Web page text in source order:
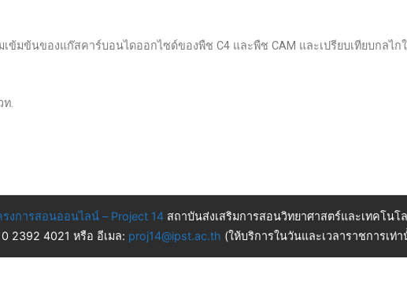
เข้มข้นของแก๊สคาร์บอนไดออกไซด์ของพืช C4 และพืช CAM และเปรียบเทียบกลไ
ท.
รงการสอนออนไลน์ – Project 14 สถาบันส่งเสริมการสอนวิทยาศาสตร์และเทคโนโ
2392 4021 หรือ อีเมล: proj14@ipst.ac.th (ให้บริการในวันและเวลาราชการเท่